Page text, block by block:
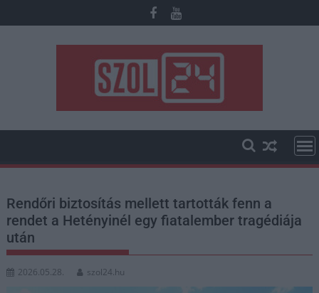
to
Rendőri biztosítás mellett tartották fenn a
rendet a Hetényinél egy fiatalember tragédiája
után
2026.05.28. szol24.hu